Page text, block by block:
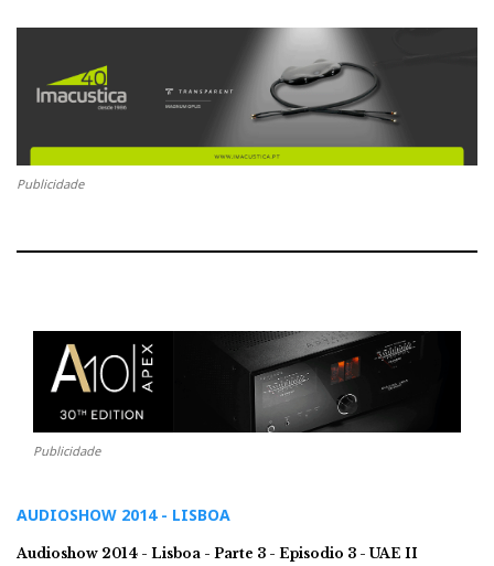
Publicidade
Publicidade
AUDIOSHOW 2014 - LISBOA
Audioshow 2014 - Lisboa - Parte 3 - Episodio 3 - UAE II